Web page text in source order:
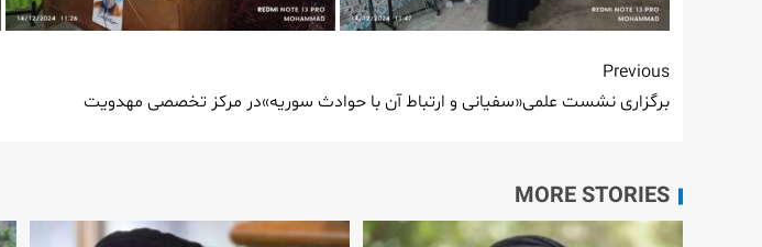
Previous
برگزاری نشست علمی«سفیانی و ارتباط آن با حوادث سوریه»در مرکز تخصصی مهدویت
MORE STORIES